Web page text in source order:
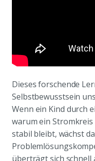
Dieses forschende
Selbstbewusstsein
Wenn ein Kind durch
warum ein
stabil bleibt, wächst
überträgt sich schnell